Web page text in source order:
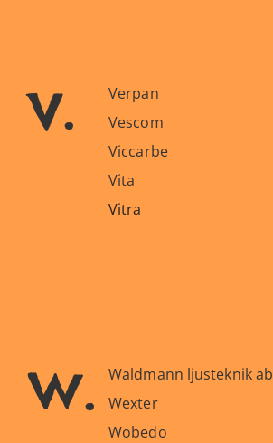
v.
Verpan
Vescom
Viccarbe
Vita
Vitra
w.
Waldmann ljusteknik ab
Wexter
Wobedo